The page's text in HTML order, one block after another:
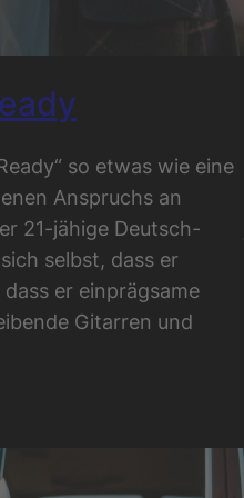
so etwas wie eine
Anspruchs an
21-jähige Deutsch-
selbst, dass er
er einprägsame
Gitarren und